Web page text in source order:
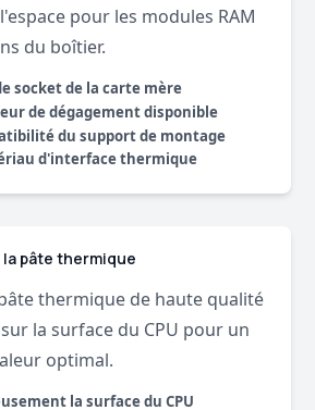
pour les modules RAM
du boîtier.
socket de la carte mère
de dégagement disponible
du support de montage
d'interface thermique
pâte thermique
thermique de haute qualité
la surface du CPU pour un
optimal.
la surface du CPU